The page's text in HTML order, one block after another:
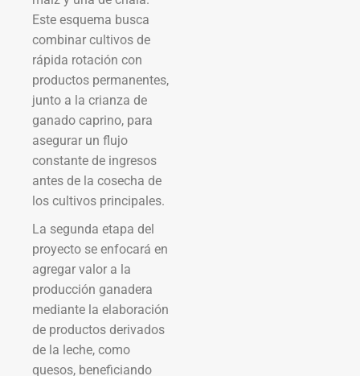
Este esquema busca
combinar cultivos de
rápida rotación con
productos permanentes,
junto a la crianza de
ganado caprino, para
asegurar un flujo
constante de ingresos
antes de la cosecha de
los cultivos principales.
La segunda etapa del
proyecto se enfocará en
agregar valor a la
producción ganadera
mediante la elaboración
de productos derivados
de la leche, como
quesos, beneficiando